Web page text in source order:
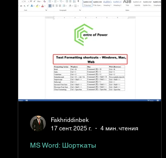
MS Word: Шорткаты
Fakhriddinbek
17 сент. 2025 г.
4 мин. чтения